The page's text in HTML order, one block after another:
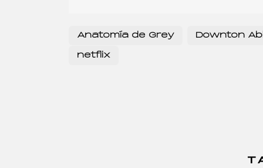
Anatomía de Grey Downton
netflix